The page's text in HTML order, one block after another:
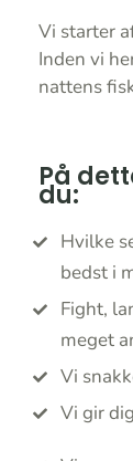
Vi starter
Inden vi
nattens
På
du:
Hvilke
bedst i
Fight,
meget
Vi
Vi gir